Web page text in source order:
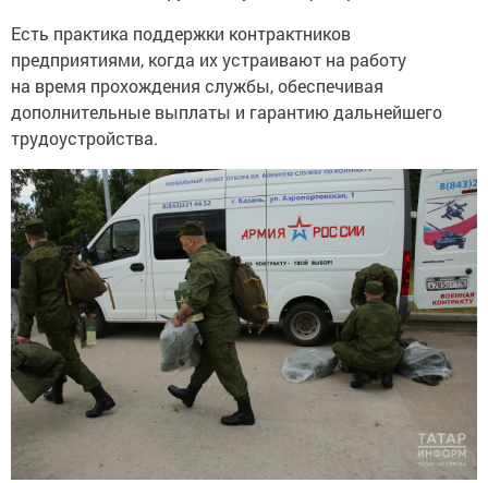
Есть практика поддержки контрактников
предприятиями, когда их устраивают на работу
на время прохождения службы, обеспечивая
дополнительные выплаты и гарантию дальнейшего
трудоустройства.